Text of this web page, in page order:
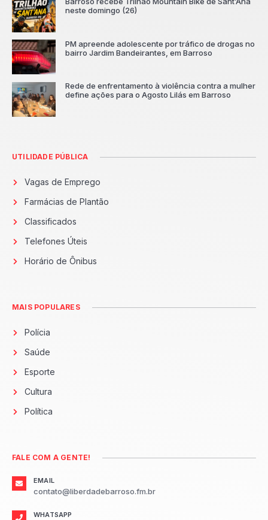
neste domingo (26)
PM apreende adolescente por tráfico de drogas no
bairro Jardim Bandeirantes, em Barroso
Rede de enfrentamento à violência contra a mulher
define ações para o Agosto Lilás em Barroso
UTILIDADE PÚBLICA
Vagas de Emprego
Farmácias de Plantão
Classificados
Telefones Úteis
Horário de Ônibus
MAIS POPULARES
Polícia
Saúde
Esporte
Cultura
Política
FALE COM A GENTE!
EMAIL
contato@liberdadebarroso.fm.br
WHATSAPP